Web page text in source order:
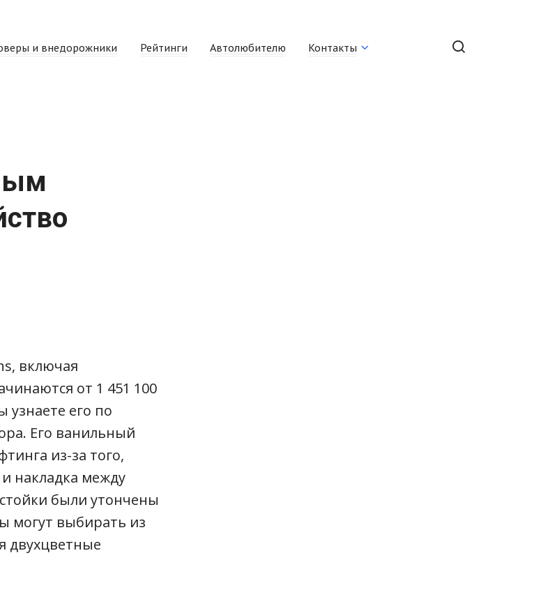
и внедорожники Рейтинги Автолюбителю Контакты
включая
от 1 451 100
узнаете его по
Его ванильный
из-за того,
накладка между
были утончены
могут выбирать из
двухцветные